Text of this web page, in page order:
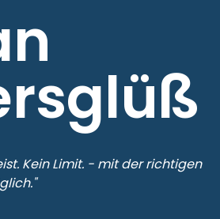
Kein Limit. - mit der richtigen